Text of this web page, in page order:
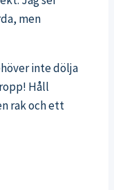
men
inte dölja
Håll
rak och ett